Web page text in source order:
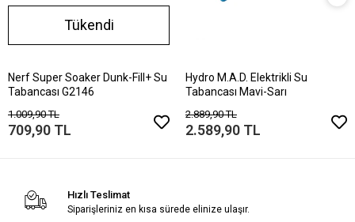
Tükendi
Nerf Super Soaker Dunk-Fill+ Su
Tabancası G2146
1.009,90 TL
709,90 TL
Hydro M.A.D. Elektrikli Su
Tabancası Mavi-Sarı
2.889,90 TL
2.589,90 TL
Hızlı Teslimat
Siparişleriniz en kısa sürede elinize ulaşır.